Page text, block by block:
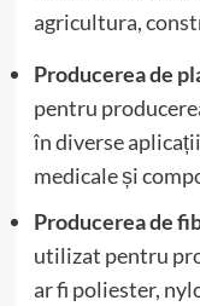
agricultura,
Producerea de
pentru
în diverse
medicale și
Producerea de
utilizat pentru
ar fi poliester,